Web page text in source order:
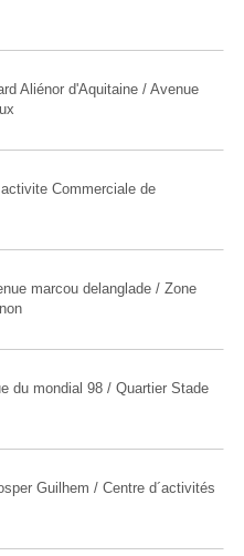
Aliénor d'Aquitaine / Avenue
Commerciale de
marcou delanglade / Zone
du mondial 98 / Quartier Stade
Guilhem / Centre d´activités